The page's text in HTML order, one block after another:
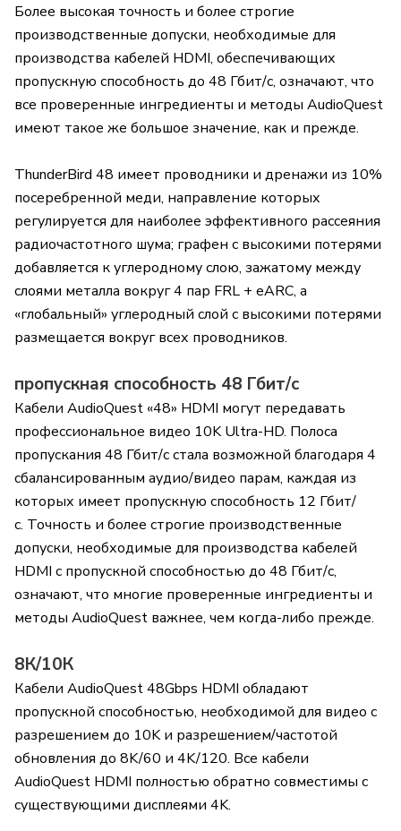
Более высокая точность и более строгие
производственные допуски, необходимые для
производства кабелей HDMI, обеспечивающих
пропускную способность до 48 Гбит/с, означают, что
все проверенные ингредиенты и методы AudioQuest
имеют такое же большое значение, как и прежде.
ThunderBird 48 имеет проводники и дренажи из 10%
посеребренной меди, направление которых
регулируется для наиболее эффективного рассеяния
радиочастотного шума; графен с высокими потерями
добавляется к углеродному слою, зажатому между
слоями металла вокруг 4 пар FRL + eARC, а
«глобальный» углеродный слой с высокими потерями
размещается вокруг всех проводников.
пропускная способность 48 Гбит/с
Кабели AudioQuest «48» HDMI могут передавать
профессиональное видео 10K Ultra-HD. Полоса
пропускания 48 Гбит/с стала возможной благодаря 4
сбалансированным аудио/видео парам, каждая из
которых имеет пропускную способность 12 Гбит/
с. Точность и более строгие производственные
допуски, необходимые для производства кабелей
HDMI с пропускной способностью до 48 Гбит/с,
означают, что многие проверенные ингредиенты и
методы AudioQuest важнее, чем когда-либо прежде.
8К/10К
Кабели AudioQuest 48Gbps HDMI обладают
пропускной способностью, необходимой для видео с
разрешением до 10K и разрешением/частотой
обновления до 8K/60 и 4K/120. Все кабели
AudioQuest HDMI полностью обратно совместимы с
существующими дисплеями 4K.